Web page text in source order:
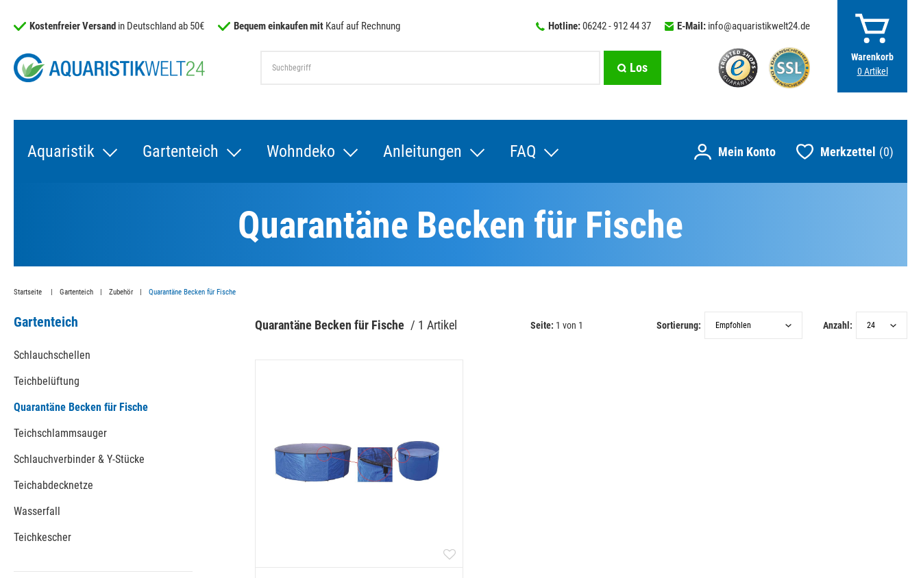
Warenkorb
0 Artikel
Kostenfreier Versand in Deutschland ab 50€ Bequem einkaufen mit Kauf auf Rechnung Hotline:06242 - 912 44 37 E-Mail: info@aquaristikwelt24.de
Los
Aquaristik Gartenteich Wohndeko Anleitungen FAQ Merkzettel 0
Quarantäne Becken für Fische
Startseite Gartenteich Zubehör Quarantäne Becken für Fische
Gartenteich
Schlauchschellen
Teichbelüftung
Quarantäne Becken für Fische
Teichschlammsauger
Schlauchverbinder & Y-Stücke
Wasserfall
Teichkescher
Teichabdecknetze
Quarantäne Becken für Fische / 1 Artikel Seite: 1 von 1